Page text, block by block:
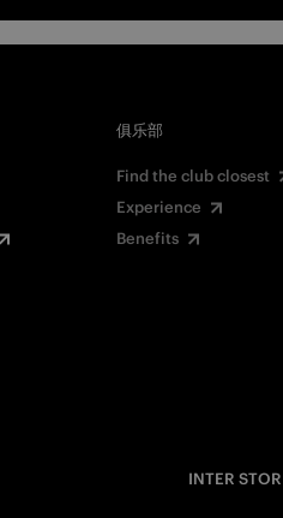
俱乐部
Find the club closest
Experience
Benefits
INTER